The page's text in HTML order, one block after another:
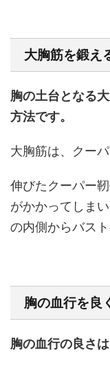
大胸筋を鍛え
胸の土台となる
方法です。
大胸筋は、クー
伸びたクーパー
がかかってしま
の内側からバス
胸の血行を良
胸の血行の良さ